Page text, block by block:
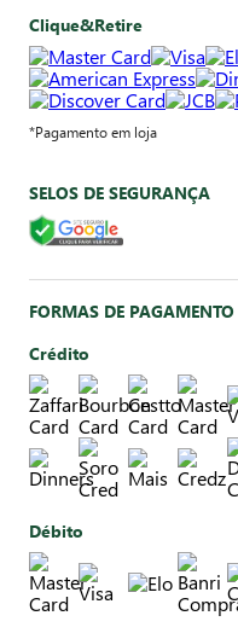
Clique&Retire
*Pagamento em loja
SELOS DE SEGURANÇA
FORMAS DE
Crédito
Débito